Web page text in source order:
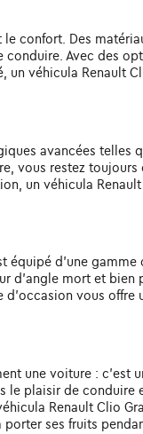
confort. Des
Avec des
véhicula Renault
avancées telles
vous restez toujours
un véhicula
équipé d'une
d'angle mort et bien
d'occasion vous offre
une voiture : c'est
le plaisir de conduire
Renault Clio
ses fruits